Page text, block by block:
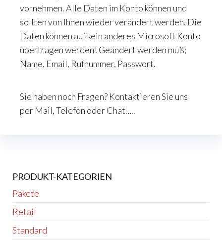
vornehmen. Alle Daten im Konto können und
sollten von Ihnen wieder verändert werden. Die
Daten können auf kein anderes Microsoft Konto
übertragen werden! Geändert werden muß;
Name, Email, Rufnummer, Passwort.
Sie haben noch Fragen? Kontaktieren Sie uns
per Mail, Telefon oder Chat…..
PRODUKT-KATEGORIEN
Pakete
Retail
Standard